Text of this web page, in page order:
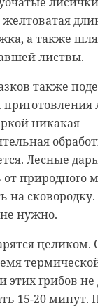
желтоватая
а также
листвы.
также
приготовления
никакая
Лесные
от природного
на сковородку.
нужно.
целиком.
этих грибов
15-20 минут.
История" -
россии
статьей: